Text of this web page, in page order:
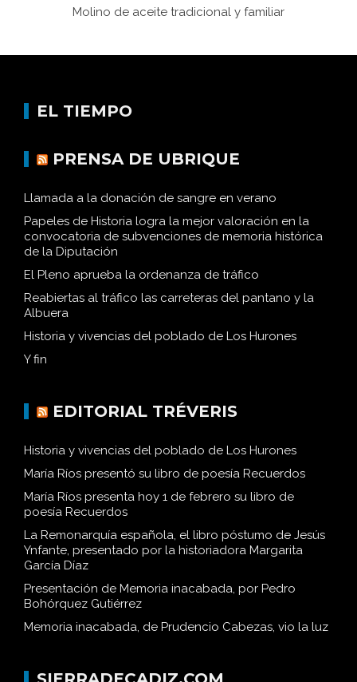
Molino de aceite tradicional y familiar
EL TIEMPO
PRENSA DE UBRIQUE
Llamada a la donación de sangre en verano
Papeles de Historia logra la mejor valoración en la
convocatoria de subvenciones de memoria histórica
de la Diputación
El Pleno aprueba la ordenanza de tráfico
Reabiertas al tráfico las carreteras del pantano y la
Albuera
Historia y vivencias del poblado de Los Hurones
Y fin
EDITORIAL TRÉVERIS
Historia y vivencias del poblado de Los Hurones
María Ríos presentó su libro de poesía Recuerdos
María Ríos presenta hoy 1 de febrero su libro de
poesía Recuerdos
La Remonarquía española, el libro póstumo de Jesús
Ynfante, presentado por la historiadora Margarita
García Díaz
Presentación de Memoria inacabada, por Pedro
Bohórquez Gutiérrez
Memoria inacabada, de Prudencio Cabezas, vio la luz